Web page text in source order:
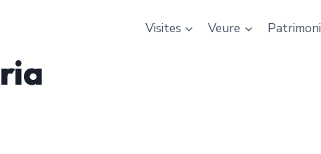
Visites Veure Patrimoni